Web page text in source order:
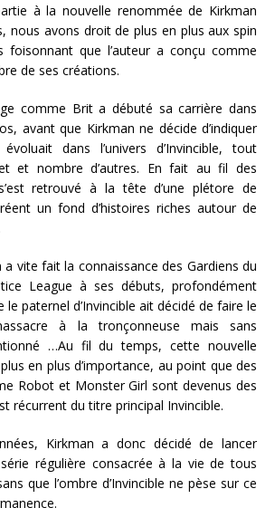
à la nouvelle renommée de Kirkman
nous avons droit de plus en plus aux spin
foisonnant que l’auteur a conçu comme
de ses créations.
comme Brit a débuté sa carrière dans
avant que Kirkman ne décide d’indiquer
dans l’univers d’Invincible, tout
et nombre d’autres. En fait au fil des
retrouvé à la tête d’une plétore de
un fond d’histoires riches autour de
a vite fait la connaissance des Gardiens du
League à ses débuts, profondément
le paternel d’Invincible ait décidé de faire le
à la tronçonneuse mais sans
…Au fil du temps, cette nouvelle
en plus d’importance, au point que des
Robot et Monster Girl sont devenus des
récurrent du titre principal Invincible.
Kirkman a donc décidé de lancer
régulière consacrée à la vie de tous
que l’ombre d’Invincible ne pèse sur ce